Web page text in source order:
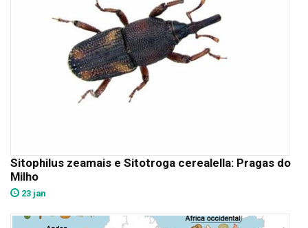
Sitophilus zeamais e Sitotroga cerealella: Pragas do
Milho
23 jan